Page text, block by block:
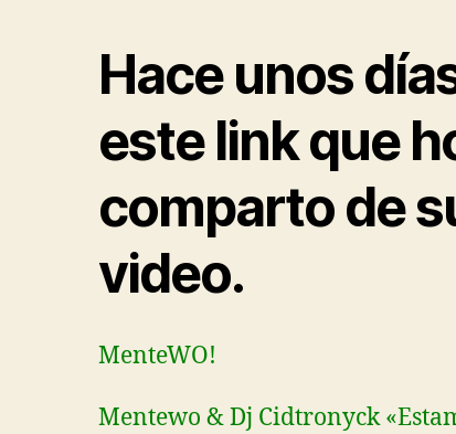
Hace unos
este link que
comparto de
video.
MenteWO!
Mentewo & Dj Cidtronyck